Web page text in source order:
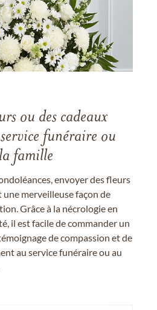
ou des cadeaux
funéraire ou
famille
envoyer des fleurs
merveilleuse façon de
Grâce à la nécrologie en
il est facile de commander un
de compassion et de
au service funéraire ou au